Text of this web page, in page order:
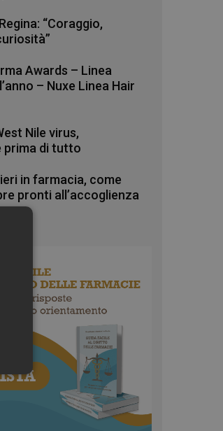
“Coraggio,
Awards – Linea
– Nuxe Linea Hair
Nile virus,
prima di tutto
in farmacia, come
pronti all’accoglienza